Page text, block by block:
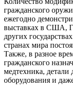
гражданского
ежегодно
выставках в США,
других
странах мира
Также, в разное
гражданского
медтехника, детали
оборудования и